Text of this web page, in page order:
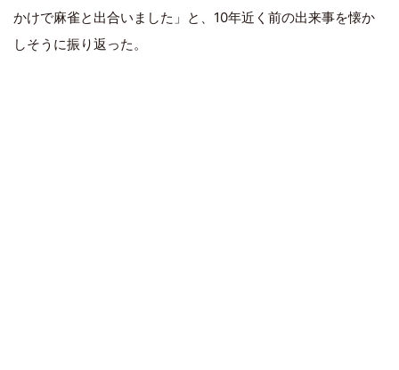
かけで麻雀と出合いました」と、10年近く前の出来事を懐か
しそうに振り返った。